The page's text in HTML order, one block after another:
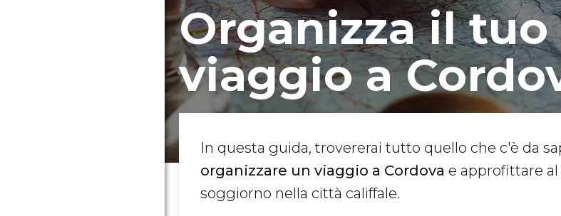
Organizza il tuo
viaggio a
In questa guida, trovererai tutto quello che c'è da
organizzare un viaggio a Cordova e approfittare
soggiorno nella città califfale.